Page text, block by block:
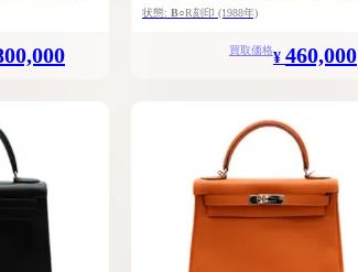
状態: B○R刻印 (1988年)
買取価格¥ 460,000